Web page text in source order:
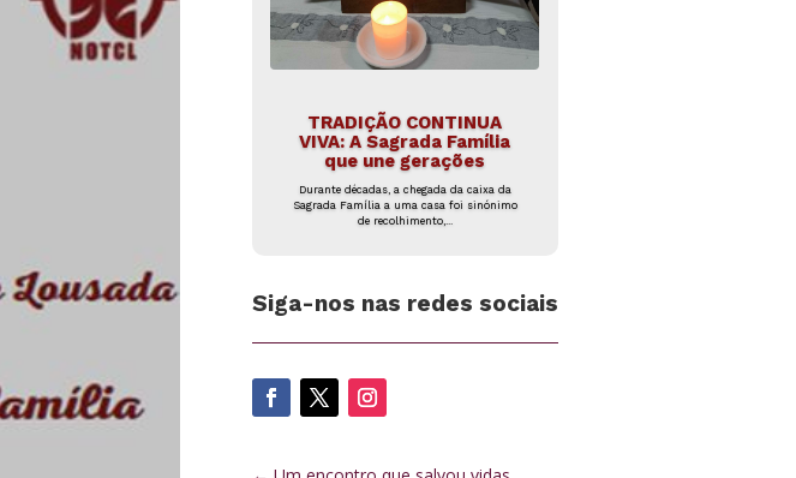
TRADIÇÃO CONTINUA
VIVA: A Sagrada Família
que une gerações
Durante décadas, a chegada da caixa da
Sagrada Família a uma casa foi sinónimo
de recolhimento,...
Siga-nos nas redes sociais